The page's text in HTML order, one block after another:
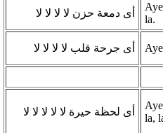
أى دمعة حزن لا لا لا لا
la.
أى جرحة قلب لا لا لا لا
أى لحظة حيرة لا لا لا لا لا
la,